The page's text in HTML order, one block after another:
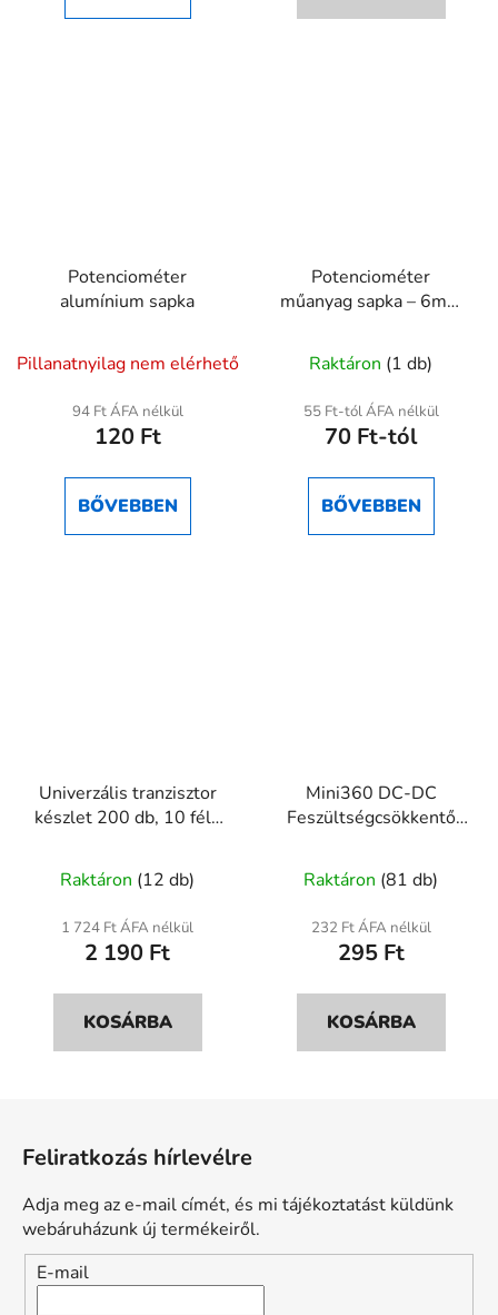
Potenciométer
alumínium sapka
termék
átlagos
értékelése
ből
Pillanatnyilag nem elérhető
94 Ft ÁFA nélkül
120 Ft
BŐVEBBEN
Potenciométer
műanyag sapka – 6mm
recézett, többféle szín
Raktáron (1 db)
55 Ft-tól ÁFA nélkül
70 Ft-tól
BŐVEBBEN
Univerzális tranzisztor
készlet 200 db, 10 féle
tranzisztor
Raktáron (12 db)
1 724 Ft ÁFA nélkül
2 190 Ft
KOSÁRBA
Mini360 DC-DC
Feszültségcsökkentő
1V–17V), 1.8A
Raktáron (81 db)
232 Ft ÁFA nélkül
295 Ft
KOSÁRBA
Feliratkozás hírlevélre
Adja meg az e-mail címét, és mi tájékoztatást küldünk
webáruházunk új termékeiről.
E-mail